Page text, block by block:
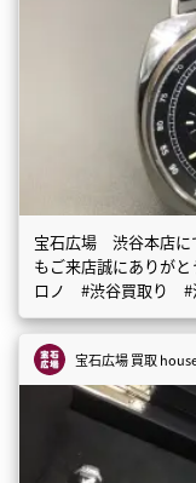
宝石広場 渋谷本店に
もご来店誠にありが
ロノ #渋谷買取り #
宝石広場 買取